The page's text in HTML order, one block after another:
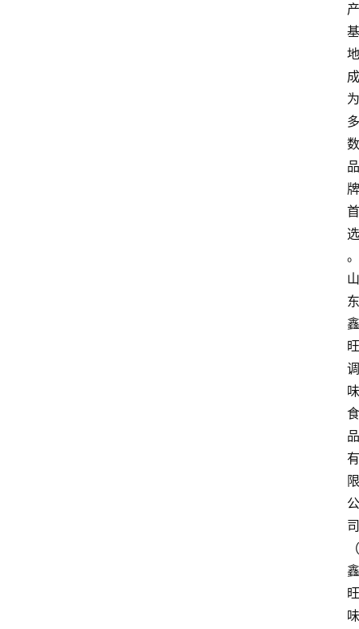
产
基
地
成
为
多
数
品
牌
首
选
。
山
东
鑫
旺
调
味
食
品
有
限
公
司
（
鑫
旺
味